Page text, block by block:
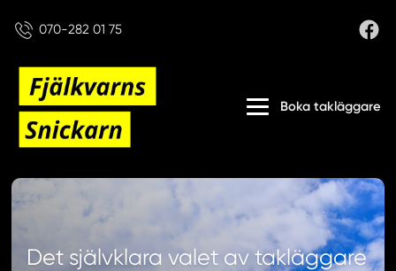
070-282 01 75
Boka takläggare
Det självklara valet av takläggare